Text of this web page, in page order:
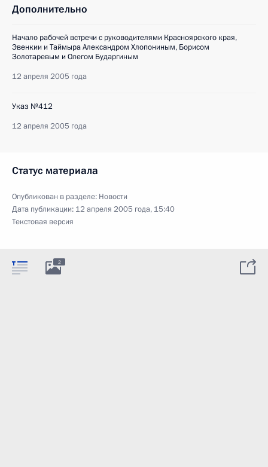
Дополнительно
Начало рабочей встречи с руководителями Красноярского края,
Эвенкии и Таймыра Александром Хлопониным, Борисом
Золотаревым и Олегом Бударгиным
12 апреля 2005 года
Указ №412
12 апреля 2005 года
Статус материала
Опубликован в разделе: Новости
Дата публикации: 12 апреля 2005 года, 15:40
Текстовая версия
2